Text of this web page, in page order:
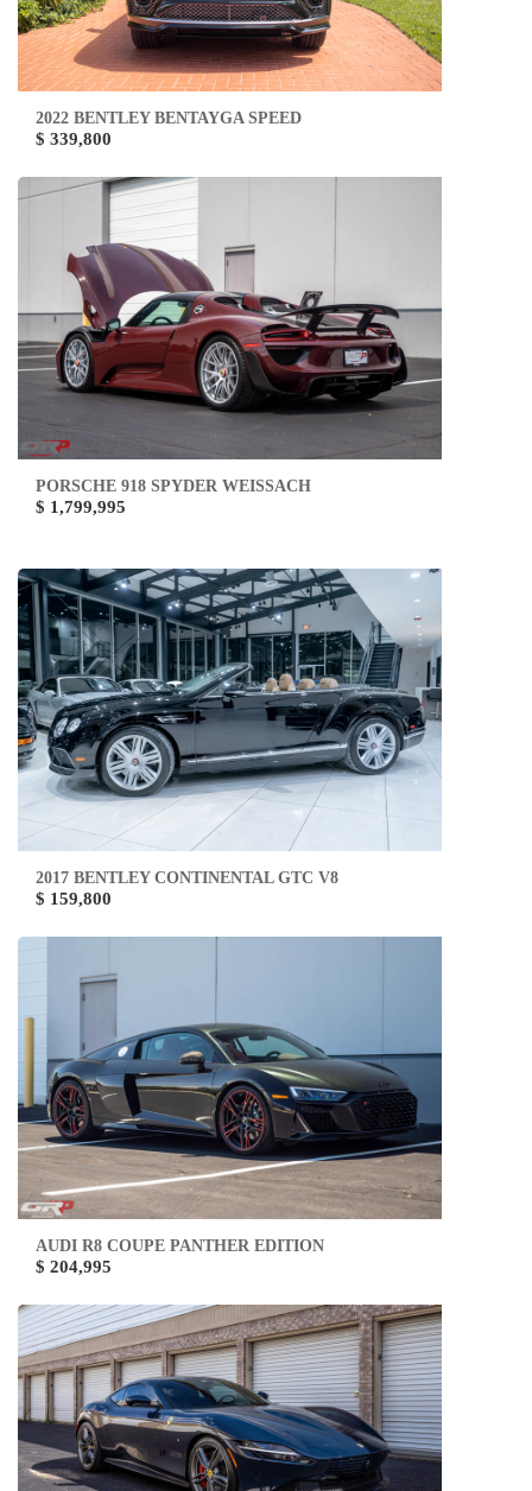
2022 BENTLEY BENTAYGA SPEED
$ 339,800
PORSCHE 918 SPYDER WEISSACH
$ 1,799,995
2017 BENTLEY CONTINENTAL GTC V8
$ 159,800
AUDI R8 COUPE PANTHER EDITION
$ 204,995